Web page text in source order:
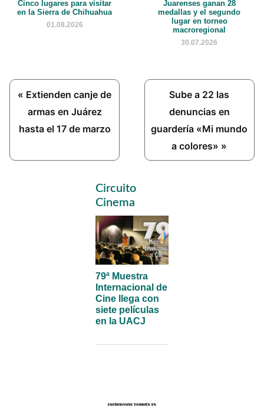
Cinco lugares para visitar
en la Sierra de Chihuahua
01.08.2026
Juarenses ganan 28
medallas y el segundo
lugar en torneo
macroregional
30.07.2026
Previous
Post:
« Extienden canje de
armas en Juárez
hasta el 17 de marzo
Next
Post:
Sube a 22 las
denuncias en
guardería «Mi mundo
a colores» »
Primary
Sidebar
Circuito
Cinema
79ª Muestra
Internacional de
Cine llega con
siete películas
en la UACJ